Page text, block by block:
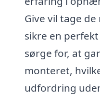
Give vil tage
sikre en
sørge for, at
monteret,
udfordring